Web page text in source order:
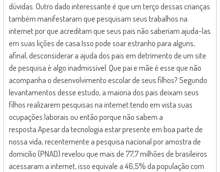
dúvidas. Outro dado interessante é que um terço dessas crianças
também manifestaram que pesquisam seus trabalhos na
internet por que acreditam que seus pais não saberiam ajuda-las
em suas lições de casa.Isso pode soar estranho para alguns,
afinal, desconsiderar a ajuda dos pais em detrimento de um site
de pesquisa é algo inadmissível. Que pai e mãe é esse que não
acompanha o desenvolvimento escolar de seus filhos? Segundo
levantamentos desse estudo, a maioria dos pais deixam seus
filhos realizarem pesquisas na internet tendo em vista suas
ocupações laborais ou então porque não sabem a
resposta.Apesar da tecnologia estar presente em boa parte de
nossa vida, recentemente a pesquisa nacional por amostra de
domicílio (PNAD) revelou que mais de 77,7 milhões de brasileiros
acessaram a internet, isso equivale a 46,5% da população com